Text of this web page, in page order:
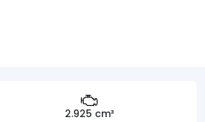
2.925 cm³